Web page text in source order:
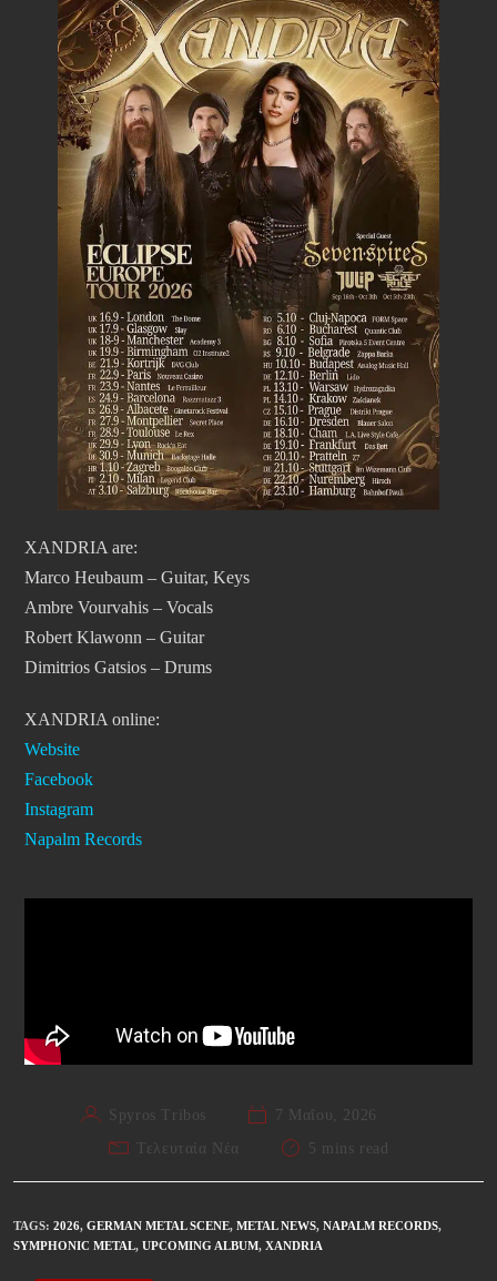
XANDRIA are:
Marco Heubaum – Guitar, Keys
Ambre Vourvahis – Vocals
Robert Klawonn – Guitar
Dimitrios Gatsios – Drums
XANDRIA online:
Website
Facebook
Instagram
Napalm Records
Spyros Tribos
7 Μαΐου, 2026
Τελευταία Νέα
5 mins read
TAGS: 2026, GERMAN METAL SCENE, METAL NEWS, NAPALM RECORDS,
SYMPHONIC METAL, UPCOMING ALBUM, XANDRIA